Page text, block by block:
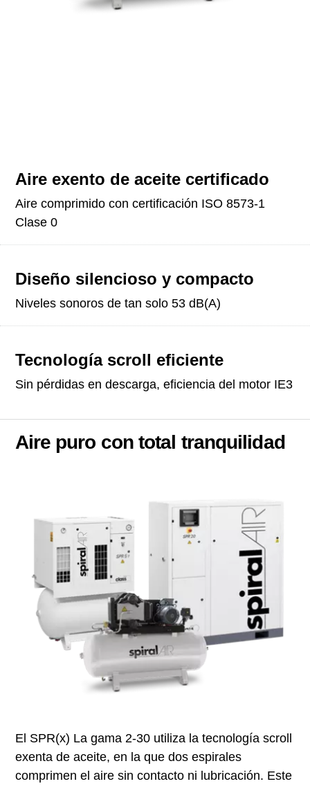
Aire exento de aceite certificado
Aire comprimido con certificación ISO 8573-1
Clase 0
Diseño silencioso y compacto
Niveles sonoros de tan solo 53 dB(A)
Tecnología scroll eficiente
Sin pérdidas en descarga, eficiencia del motor IE3
Aire puro con total tranquilidad
El SPR(x) La gama 2-30 utiliza la tecnología scroll
exenta de aceite, en la que dos espirales
comprimen el aire sin contacto ni lubricación. Este